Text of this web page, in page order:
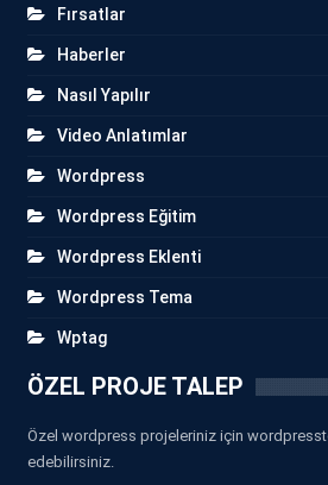
Fırsatlar
Haberler
Nasıl Yapılır
Video Anlatımlar
Wordpress
Wordpress Eğitim
Wordpress Eklenti
Wordpress Tema
Wptag
ÖZEL PROJE TALEP
Özel wordpress projeleriniz için
edebilirsiniz.